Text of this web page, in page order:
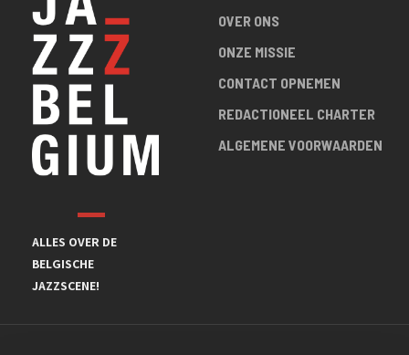
ALLES OVER DE
BELGISCHE
JAZZSCENE!
OVER ONS
ONZE MISSIE
CONTACT OPNEMEN
REDACTIONEEL CHARTER
ALGEMENE VOORWAARDEN